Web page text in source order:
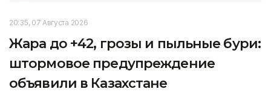
20:35, 07 Августа 2026
Жара до +42, грозы и пыльные бури:
штормовое предупреждение
объявили в Казахстане